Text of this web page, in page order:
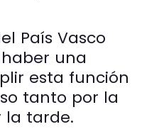
País Vasco
una
esta función
tanto por la
la tarde.